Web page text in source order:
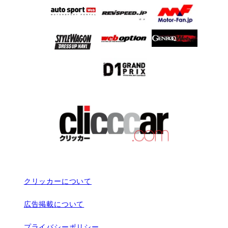
クリッカーについて
広告掲載について